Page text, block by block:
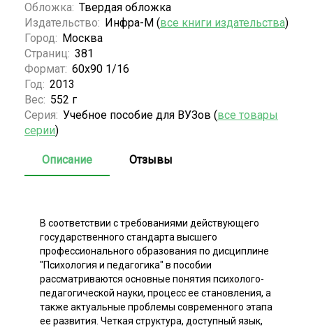
Обложка: Твердая обложка
Издательство: Инфра-М (все книги издательства)
Город: Москва
Страниц: 381
Формат: 60х90 1/16
Год: 2013
Вес: 552 г
Серия: Учебное пособие для ВУЗов (все товары
серии)
Описание Отзывы
В соответствии с требованиями действующего
государственного стандарта высшего
профессионального образования по дисциплине
"Психология и педагогика" в пособии
рассматриваются основные понятия психолого-
педагогической науки, процесс ее становления, а
также актуальные проблемы современного этапа
ее развития. Четкая структура, доступный язык,